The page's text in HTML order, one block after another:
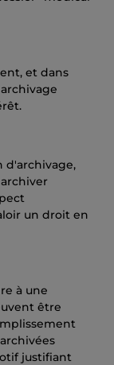
et dans
d'archivage,
un droit en
à une
être
justifiant